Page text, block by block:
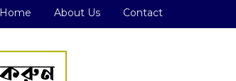
Home About Us Contact